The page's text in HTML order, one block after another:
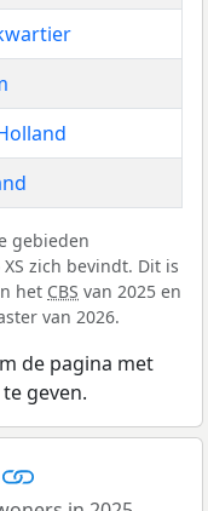
gebieden
zich bevindt. Dit is
het CBS van 2025 en
van 2026.
de pagina met
geven.